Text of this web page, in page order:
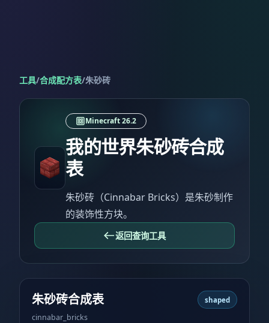
工具/合成配方表/朱砂砖
Minecraft 26.2
我的世界朱砂砖合成
表
朱砂砖（Cinnabar Bricks）是朱砂制作
的装饰性方块。
返回查询工具
朱砂砖合成表
cinnabar_bricks
shaped